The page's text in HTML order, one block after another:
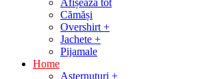
Afișează tot
Cămăși
Overshirt +
Jachete +
Pijamale
Home
Așternuturi +